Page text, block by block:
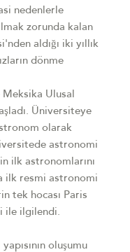
nedenlerle
zorunda kalan
aldığı iki yıllık
dönme
Meksika Ulusal
Üniversiteye
olarak
astronomi
ilk astronomlarını
ilk resmi astronomi
tek hocası Paris
ile ilgilendi.
oluşumu